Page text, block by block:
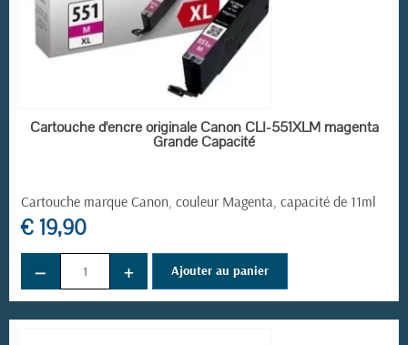
EN STOCK
Cartouche d'encre originale Canon CLI-551XLM magenta
Grande Capacité
Cartouche marque Canon, couleur Magenta, capacité de 11ml
€ 19,90
− + Ajouter au panier